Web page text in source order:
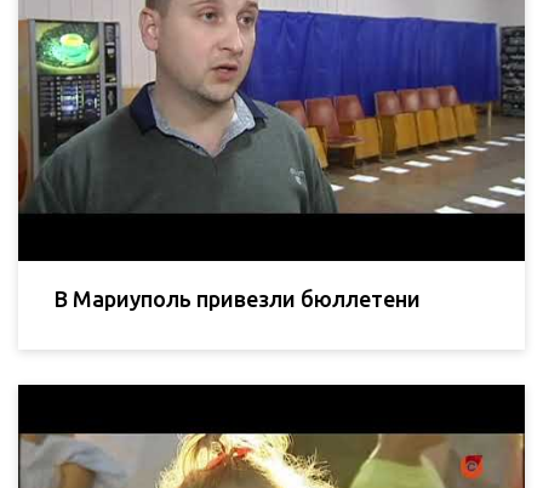
В Мариуполь привезли бюллетени